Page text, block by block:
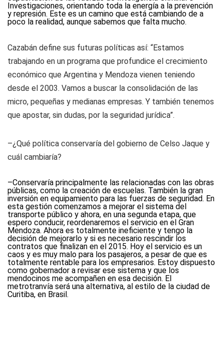
Investigaciones, orientando toda la energía a la prevención
y represión. Este es un camino que está cambiando de a
poco la realidad, aunque sabemos que falta mucho.
Cazabán define sus futuras políticas así: “Estamos
trabajando en un programa que profundice el crecimiento
económico que Argentina y Mendoza vienen teniendo
desde el 2003. Vamos a buscar la consolidación de las
micro, pequeñas y medianas empresas. Y también tenemos
que apostar, sin dudas, por la seguridad jurídica”.
–¿Qué política conservaría del gobierno de Celso Jaque y
cuál cambiaría?
–Conservaría principalmente las relacionadas con las obras
públicas, como la creación de escuelas. También la gran
inversión en equipamiento para las fuerzas de seguridad. En
esta gestión comenzamos a mejorar el sistema del
transporte público y ahora, en una segunda etapa, que
espero conducir, reordenaremos el servicio en el Gran
Mendoza. Ahora es totalmente ineficiente y tengo la
decisión de mejorarlo y si es necesario rescindir los
contratos que finalizan en el 2015. Hoy el servicio es un
caos y es muy malo para los pasajeros, a pesar de que es
totalmente rentable para los empresarios. Estoy dispuesto
como gobernador a revisar ese sistema y que los
mendocinos me acompañen en esa decisión. El
metrotranvía será una alternativa, al estilo de la ciudad de
Curitiba, en Brasil.